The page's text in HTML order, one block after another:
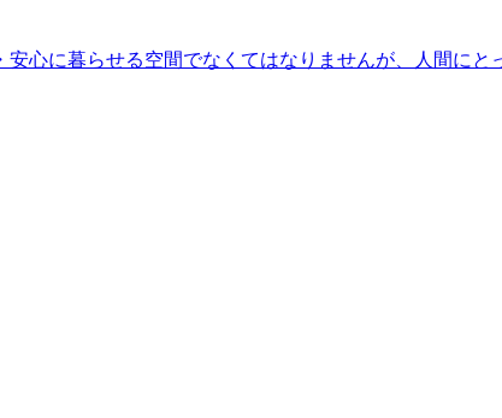
心に暮らせる空間でなくてはなりませんが、人間にと